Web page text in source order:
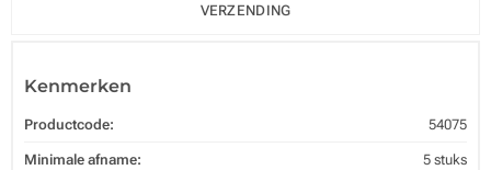
VERZENDING
Kenmerken
Productcode: 54075
Minimale afname: 5 stuks